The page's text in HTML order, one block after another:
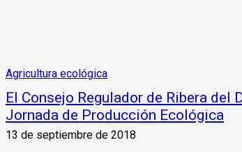
Agricultura ecológica
El Consejo Regulador de Ribera del
Jornada de Producción Ecológica
13 de septiembre de 2018